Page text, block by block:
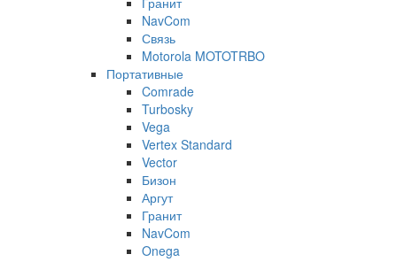
NavCom
Связь
Motorola MOTOTRBO
Портативные
Comrade
Turbosky
Vega
Vertex Standard
Vector
Бизон
Аргут
Гранит
NavCom
Onega